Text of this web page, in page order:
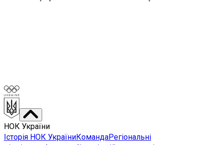
НОК України
Історія НОК УкраїниКомандаРегіональні